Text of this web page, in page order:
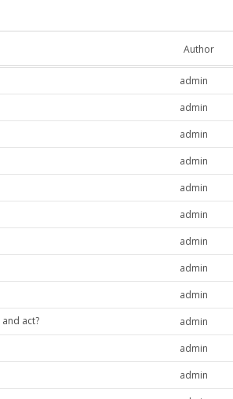
Author
admin
admin
admin
admin
admin
admin
admin
admin
admin
act? admin
admin
admin